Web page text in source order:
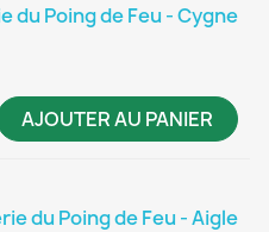
du Poing de Feu - Cygne
AJOUTER AU PANIER
du Poing de Feu - Aigle